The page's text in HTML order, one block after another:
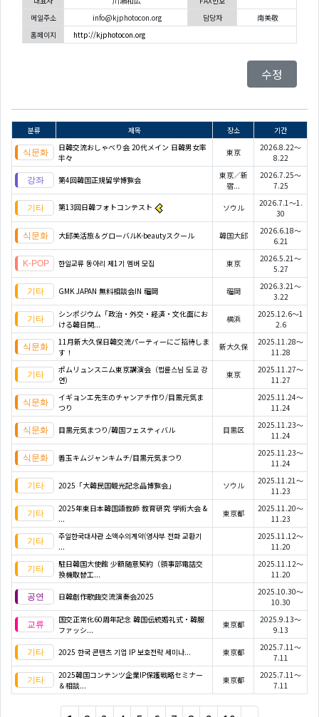
메일주소
info@kjphotocon.org 담당자
南美敬
홈페이지
http://kjphotocon.org
수정
분류 제목 장소
기간
日韓交流おしゃべり会 20代メイン 日韓男女率
半々
東京
2026.8.22～
8.22
第4回韓国正規留学博覧会
東京／新
宿...
2026.7.25～
7.25
第13回日韓フォトコンテスト
ソウル
2026.7.1～1.
30
大邱美活旅＆グローバルK-beautyスクール 韓国大邱
2026.6.18～
6.21
한일교류 동아리 제1기 멤버 모집 東京
2026.5.21～
5.27
GMK JAPAN 無料相談会IN 福岡 福岡
2026.3.21～
3.22
シンポジウム「政治・外交・経済・文化面にお
ける韓日関...
横浜
2025.12.6～1
2.6
11月新大久保日韓交流パーティーにご招待しま
す！
新大久保
2025.11.28～
11.28
ポムリュンスニム東京講演会（법륜스님 도쿄 강
연）
東京
2025.11.27～
11.27
イギョンエ先生のチャンアチ作り/目黒元気ま
つり
2025.11.24～
11.24
目黒元気まつり/韓国フェスティバル 目黒区
2025.11.23～
11.24
善玉キムジャンキムチ/目黒元気まつり
2025.11.23～
11.24
2025「大韓民国観光記念品博覧会」 ソウル
2025.11.21～
11.23
2025年東日本韓国語教師 教育研究 学術大会 &
...
東京都
2025.11.20～
11.23
주일한국대사관 소액수의계약(영사부 전화 교환기
...
2025.11.12～
11.20
駐日韓国大使館 少額随意契約（領事部電話交
換機取替工...
2025.11.12～
11.20
日韓創作歌曲交流演奏会2025
2025.10.30～
10.30
国交正常化60周年記念 韓国伝統婚礼式・韓服
ファッシ...
東京都
2025.9.13～
9.13
2025 한국 콘텐츠 기업 IP 보호전략 세미나... 東京都
2025.7.11～
7.11
2025韓国コンテンツ企業IP保護戦略セミナー
＆相談...
東京都
2025.7.11～
7.11